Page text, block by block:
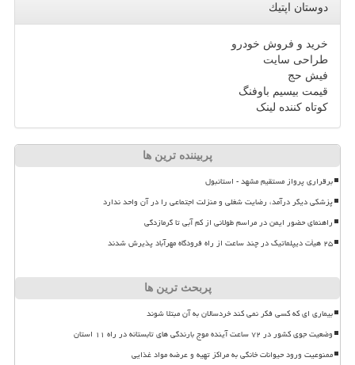
دوستان اپتیك
خرید و فروش خودرو
طراحی سایت
فیش حج
قیمت بیسیم باوفنگ
کوتاه کننده لینک
پربیننده ترین ها
برقراری پرواز مستقیم مشهد - استانبول
پزشکی دیگر درآمد، رضایت شغلی و منزلت اجتماعی را در آن واحد ندارد
راهنمای حضور ایمن در مراسم طولانی از کم آبی تا گرمازدگی
۲۵ هیأت دیپلماتیک در چند ساعت از راه فرودگاه مهرآباد پذیرش شدند
پربحث ترین ها
بیماری ای که کسی فکر نمی کند خردسالان به آن مبتلا شوند
وضعیت جوی کشور در ۷۲ ساعت آینده موج بارندگی های تابستانه در راه ۱۱ استان
ممنوعیت ورود حیوانات خانگی به مراکز تهیه و عرضه مواد غذایی